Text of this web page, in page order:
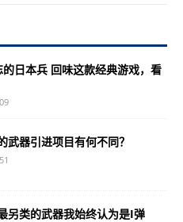
日本兵 回味这款经典游戏，看
武器引进项目有何不同？
另类的武器我始终认为是I弹